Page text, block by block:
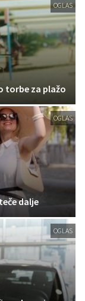
OGLAS
torbe za plažo
OGLAS
dalje
OGLAS